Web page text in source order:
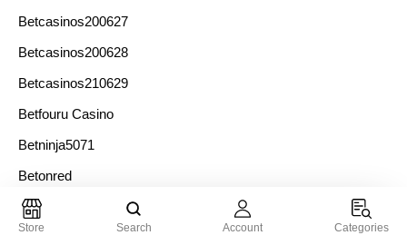
Betcasinos200627
Betcasinos200628
Betcasinos210629
Betfouru Casino
Betninja5071
Betonred
Betting29011
Store Search Account Categories